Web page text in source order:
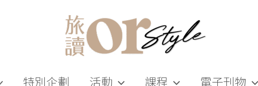
特別企劃 活動 課程 電子刊物